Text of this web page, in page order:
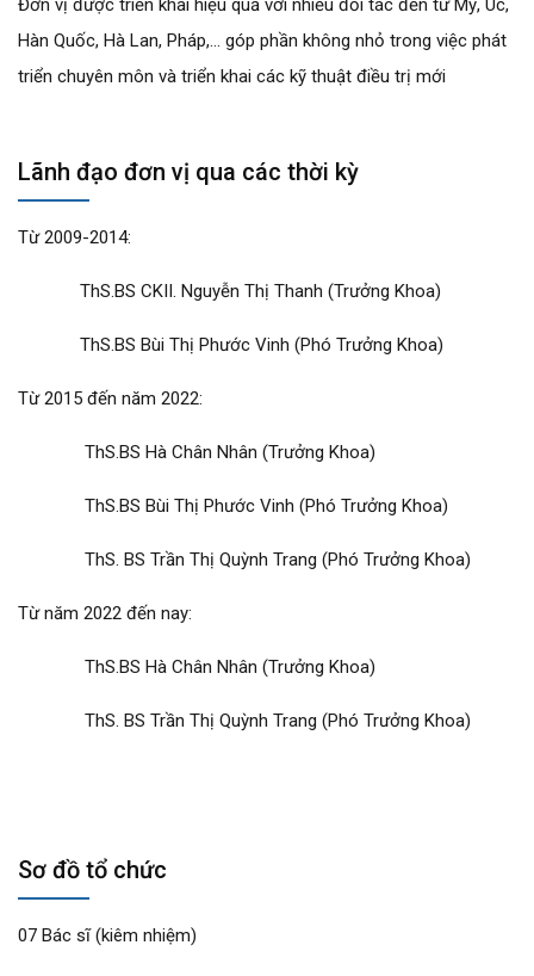
Đơn vị được triển khai hiệu quả với nhiều đối tác đến từ Mỹ, Úc,
Hàn Quốc, Hà Lan, Pháp,... góp phần không nhỏ trong việc phát
triển chuyên môn và triển khai các kỹ thuật điều trị mới
Lãnh đạo đơn vị qua các thời kỳ
Từ 2009-2014:
ThS.BS CKII. Nguyễn Thị Thanh (Trưởng Khoa)
ThS.BS Bùi Thị Phước Vinh (Phó Trưởng Khoa)
Từ 2015 đến năm 2022:
ThS.BS Hà Chân Nhân (Trưởng Khoa)
ThS.BS Bùi Thị Phước Vinh (Phó Trưởng Khoa)
ThS. BS Trần Thị Quỳnh Trang (Phó Trưởng Khoa)
Từ năm 2022 đến nay:
ThS.BS Hà Chân Nhân (Trưởng Khoa)
ThS. BS Trần Thị Quỳnh Trang (Phó Trưởng Khoa)
Sơ đồ tổ chức
07 Bác sĩ (kiêm nhiệm)